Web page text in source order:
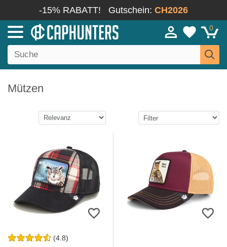
-15% RABATT! Gutschein: CH2026
0
Mützen
(4.8)